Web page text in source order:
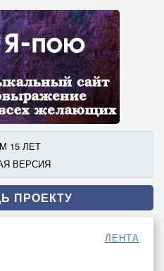
15 ЛЕТ
ВЕРСИЯ
ПРОЕКТУ
ЛЕНТА